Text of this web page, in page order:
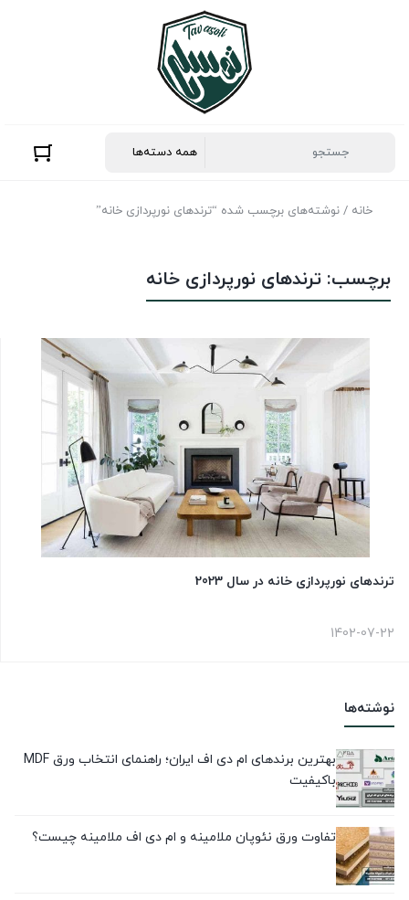
خانه / نوشته‌های برچسب شده “ترندهای نورپردازی خانه”
نوشته‌ها
بهترین برندهای ام دی اف ایران؛ راهنمای انتخاب ورق MDF
باکیفیت
تفاوت ورق نئوپان ملامینه و ام دی اف ملامینه چیست؟
برچسب: ترندهای نورپردازی خانه
ترندهای نورپردازی خانه در سال 2023
1402-07-22